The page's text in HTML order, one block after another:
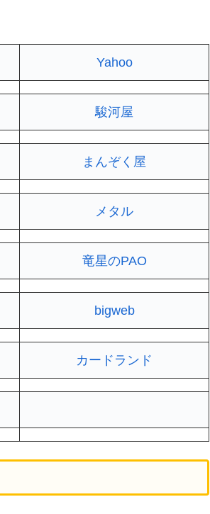
Yahoo
駿河屋
まんぞく屋
メタル
竜星のPAO
bigweb
カードランド